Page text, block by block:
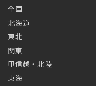
全国
北海道
東北
関東
甲信越・北陸
東海